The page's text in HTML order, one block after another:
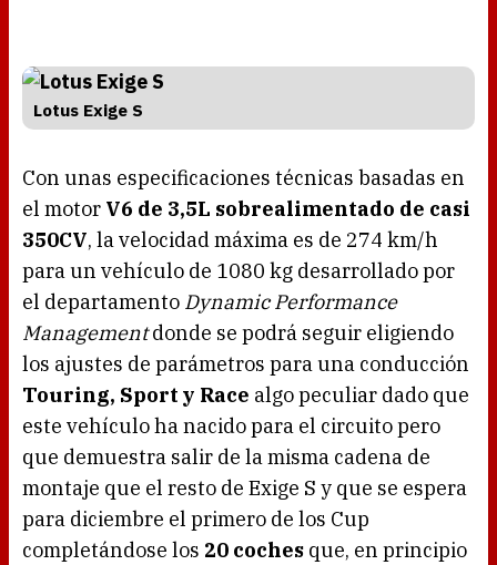
Lotus Exige S
Con unas especificaciones técnicas basadas en
el motor V6 de 3,5L sobrealimentado de casi
350CV, la velocidad máxima es de 274 km/h
para un vehículo de 1080 kg desarrollado por
el departamento Dynamic Performance
Managementdonde se podrá seguir eligiendo
los ajustes de parámetros para una conducción
Touring, Sport y Race algo peculiar dado que
este vehículo ha nacido para el circuito pero
que demuestra salir de la misma cadena de
montaje que el resto de Exige S y que se espera
para diciembre el primero de los Cup
completándose los 20 coches que, en principio